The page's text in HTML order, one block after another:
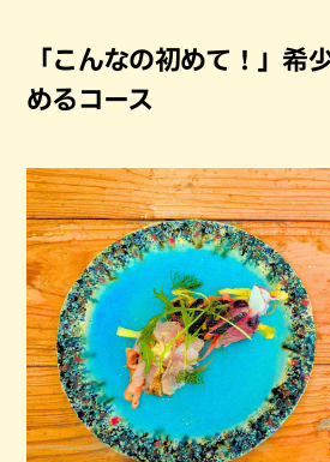
「こんなの初めて！」希
めるコース